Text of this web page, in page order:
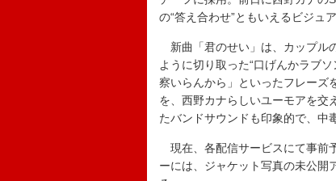
の“答え合わせ”ともいえるビジュ
新曲「君のせい」は、カップル
ように切り取った“口げんかラブ
察いらんから」といったフレーズ
を、西野カナらしいユーモアを交
たバンドサウンドも印象的で、中
現在、各配信サービスにて事前
ーには、ジャケット写真の未公開